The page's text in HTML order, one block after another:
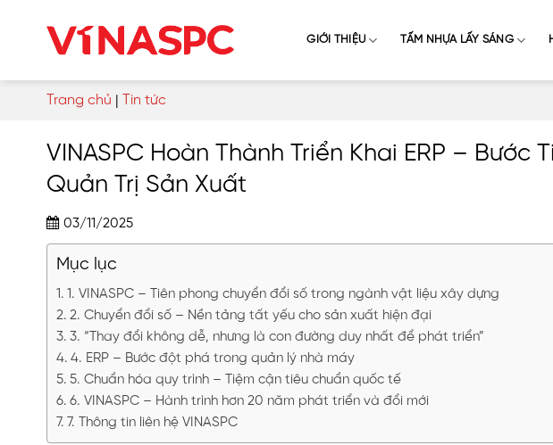
GIỚI THIỆU TẤM NHỰA LẤY SÁNG
Trang chủ | Tin tức
VINASPC Hoàn Thành Triển Khai ERP – Bước
Quản Trị Sản Xuất
03/11/2025
Mục lục
1. VINASPC – Tiên phong chuyển đổi số trong ngành vật liệu xây dựng
2. Chuyển đổi số – Nền tảng tất yếu cho sản xuất hiện đại
3. “Thay đổi không dễ, nhưng là con đường duy nhất để phát triển”
4. ERP – Bước đột phá trong quản lý nhà máy
5. Chuẩn hóa quy trình – Tiệm cận tiêu chuẩn quốc tế
6. VINASPC – Hành trình hơn 20 năm phát triển và đổi mới
7. Thông tin liên hệ VINASPC